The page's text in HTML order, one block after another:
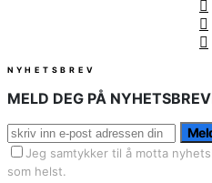
NYHETSBREV
MELD DEG PÅ
Jeg samtykker til å motta
som helst.